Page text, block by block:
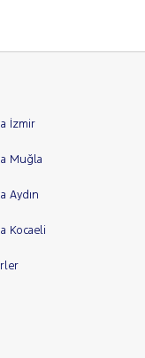
İzmir
Muğla
Aydın
Kocaeli